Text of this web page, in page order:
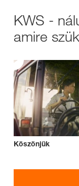
KWS -
amire
Köszönjük